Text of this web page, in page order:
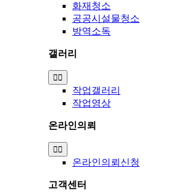
화재청소
공공시설물청소
방역소독
갤러리
Toggle
Navigation
작업갤러리
작업영상
온라인의뢰
Toggle
Navigation
온라인의뢰신청
고객센터